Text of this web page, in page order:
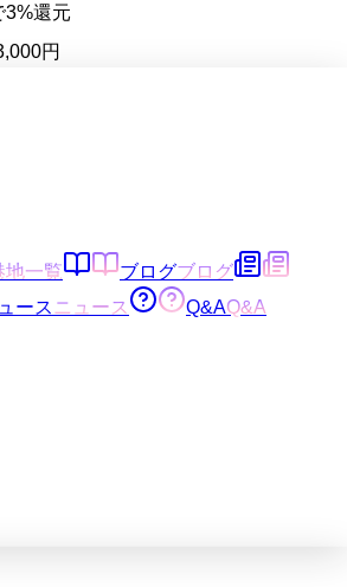
3%還元
円
地一覧 ブログブログ
ース ニュース Q&AQ&A